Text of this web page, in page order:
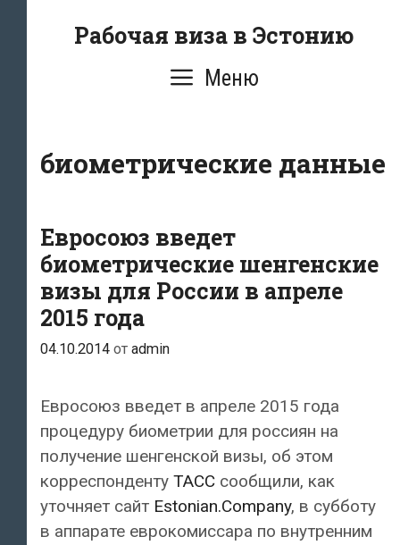
Рабочая виза в Эстонию
Меню
биометрические данные
Евросоюз введет
биометрические шенгенские
визы для России в апреле
2015 года
04.10.2014 от admin
Евросоюз введет в апреле 2015 года
процедуру биометрии для россиян на
получение шенгенской визы, об этом
корреспонденту ТАСС сообщили, как
уточняет сайт Estonian.Company, в субботу
в аппарате еврокомиссара по внутренним